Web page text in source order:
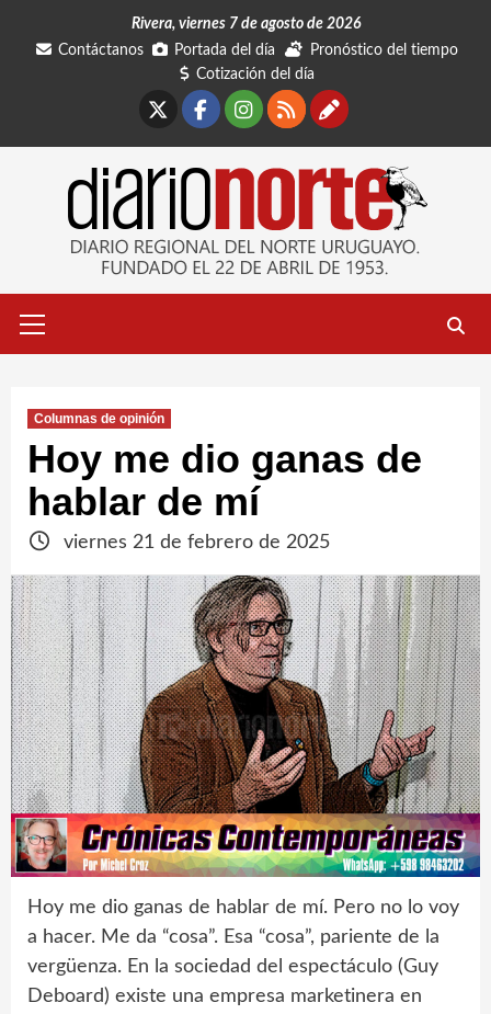
Rivera, viernes 7 de agosto de 2026
Contáctanos
Portada del día
Pronóstico del tiempo
Cotización del día
Facebook
Instagram
RSSContáctanos
primario
Columnas de opinión
Hoy me dio ganas de
hablar de mí
viernes 21 de febrero de 2025
Hoy me dio ganas de hablar de mí. Pero no lo voy
a hacer. Me da “cosa”. Esa “cosa”, pariente de la
vergüenza. En la sociedad del espectáculo (Guy
Deboard) existe una empresa marketinera en